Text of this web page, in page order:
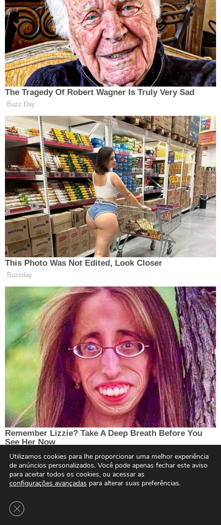
Utilizamos cookies para lhe proporcionar uma melhor experiência
de anúncios personalizados. Você pode apenas fechar este aviso
para aceitar todos os cookies, ou acessar as
configurações avançadas para alterar suas preferências.
Close GDPR Cookie Banner